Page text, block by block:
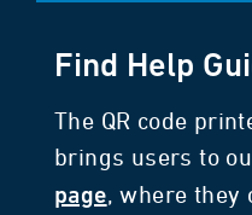
Find Help
The QR code
brings users to
page, where they